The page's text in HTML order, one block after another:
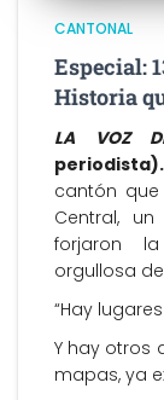
CANTONAL
Especial:
Historia
LA VOZ
cantón
Central,
forjaron
orgullosa
“Hay
Y hay otros
mapas, ya